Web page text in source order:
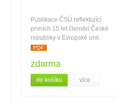
Publikace ČSÚ reflektující
prvních 15 let členství České
republiky v Evropské unii.
PDF
zdarma
do košíku více